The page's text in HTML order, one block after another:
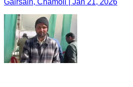
Gairsain, Chamoli | Jan 21, 2026